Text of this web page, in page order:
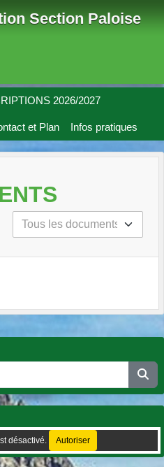
Section Paloise
2026/2027
et Plan Infos pratiques
désactivé. Autoriser